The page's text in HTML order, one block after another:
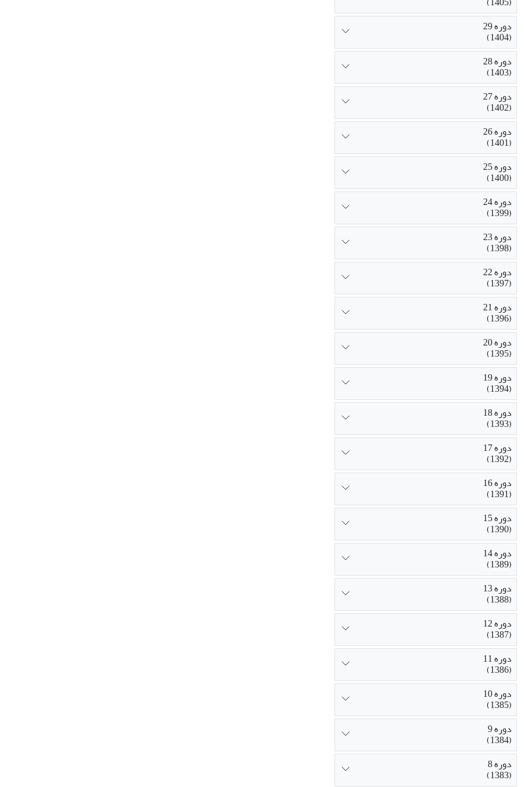
دوره 29
(1404)
دوره 28
(1403)
دوره 27
(1402)
دوره 26
(1401)
دوره 25
(1400)
دوره 24
(1399)
دوره 23
(1398)
دوره 22
(1397)
دوره 21
(1396)
دوره 20
(1395)
دوره 19
(1394)
دوره 18
(1393)
دوره 17
(1392)
دوره 16
(1391)
دوره 15
(1390)
دوره 14
(1389)
دوره 13
(1388)
دوره 12
(1387)
دوره 11
(1386)
دوره 10
(1385)
دوره 9
(1384)
دوره 8
(1383)